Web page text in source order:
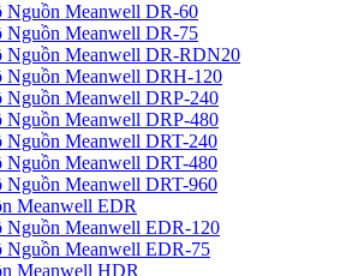
Nguồn Meanwell DR-60
Nguồn Meanwell DR-75
Nguồn Meanwell DR-RDN20
Nguồn Meanwell DRH-120
Nguồn Meanwell DRP-240
Nguồn Meanwell DRP-480
Nguồn Meanwell DRT-240
Nguồn Meanwell DRT-480
Nguồn Meanwell DRT-960
Meanwell EDR
Nguồn Meanwell EDR-120
Nguồn Meanwell EDR-75
Meanwell HDR